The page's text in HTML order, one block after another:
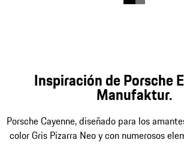
Inspiración de Porsche
Manufaktur.
Porsche Cayenne, diseñado para los
color Gris Pizarra Neo y con numerosos